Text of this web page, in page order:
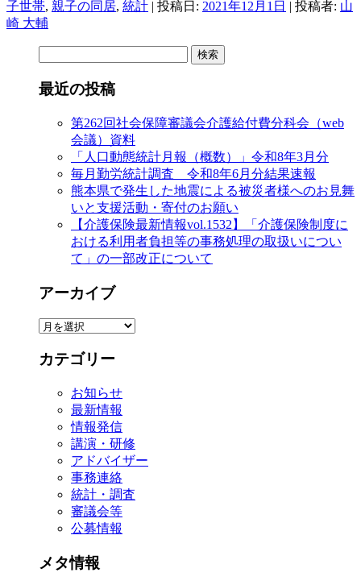
子世帯, 親子の同居, 統計 | 投稿日: 2021年12月1日 | 投稿者: 山
崎 大輔
最近の投稿
第262回社会保障審議会介護給付費分科会（web
会議）資料
「人口動態統計月報（概数）」令和8年3月分
毎月勤労統計調査 令和8年6月分結果速報
熊本県で発生した地震による被災者様へのお見舞
いと支援活動・寄付のお願い
【介護保険最新情報vol.1532】「介護保険制度に
おける利用者負担等の事務処理の取扱いについ
て」の一部改正について
アーカイブ
ア
カ
カテゴリー
お知らせ
最新情報
情報発信
講演・研修
アドバイザー
事務連絡
統計・調査
審議会等
公募情報
メタ情報